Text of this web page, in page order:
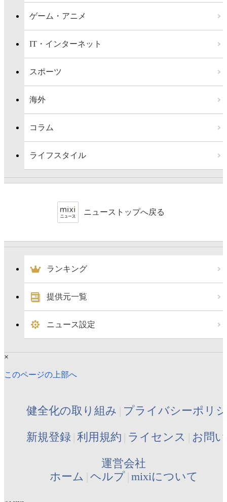
ゲーム・アニメ
IT・インターネット
スポーツ
海外
コラム
ライフスタイル
ニューストップへ戻る
ランキング
提供元一覧
ニュース設定
×
このページの上部へ
健全化の取り組み プライバシーポリ
新規登録 利用規約 ライセンス お問
運営会社
ホーム ヘルプ mixiについて